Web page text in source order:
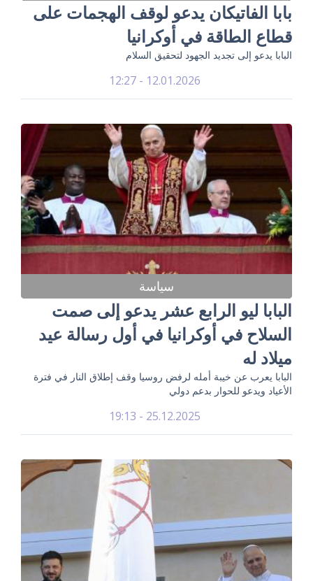
بابا الفاتيكان يدعو لوقف الهجمات على
قطاع الطاقة في أوكرانيا
البابا يدعو إلى تجديد الجهود لتحقيق السلام
12.01.2026 - 12:27
سياسة
البابا ليو الرابع عشر يدعو إلى صمت
السلاح في أوكرانيا في أول رسالة عيد
ميلاد له
البابا يعرب عن خيبة أمله لرفض روسيا وقف إطلاق النار في فترة
الأعياد ويدعو للحوار بدعم دولي
25.12.2025 - 19:13